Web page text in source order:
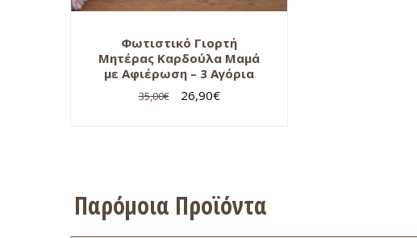
Φωτιστικό Γιορτή
Μητέρας Καρδούλα Μαμά
με Αφιέρωση – 3 Αγόρια
35,00€ 26,90€
Παρόμοια Προϊόντα